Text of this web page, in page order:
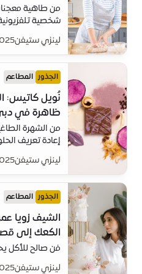
من طاهية
شخصية
لينزي ستيفن
الجذور المطاعم
نُويل كاتيس:
ظاهرة في
من الشهرة
إعادة تعريف
الإبداع وسرد
لينزي ستيفن
الجذور المطاعم
الشيف زويا
الكعك إلى
فن صالح للأكل
لينزي ستيفن